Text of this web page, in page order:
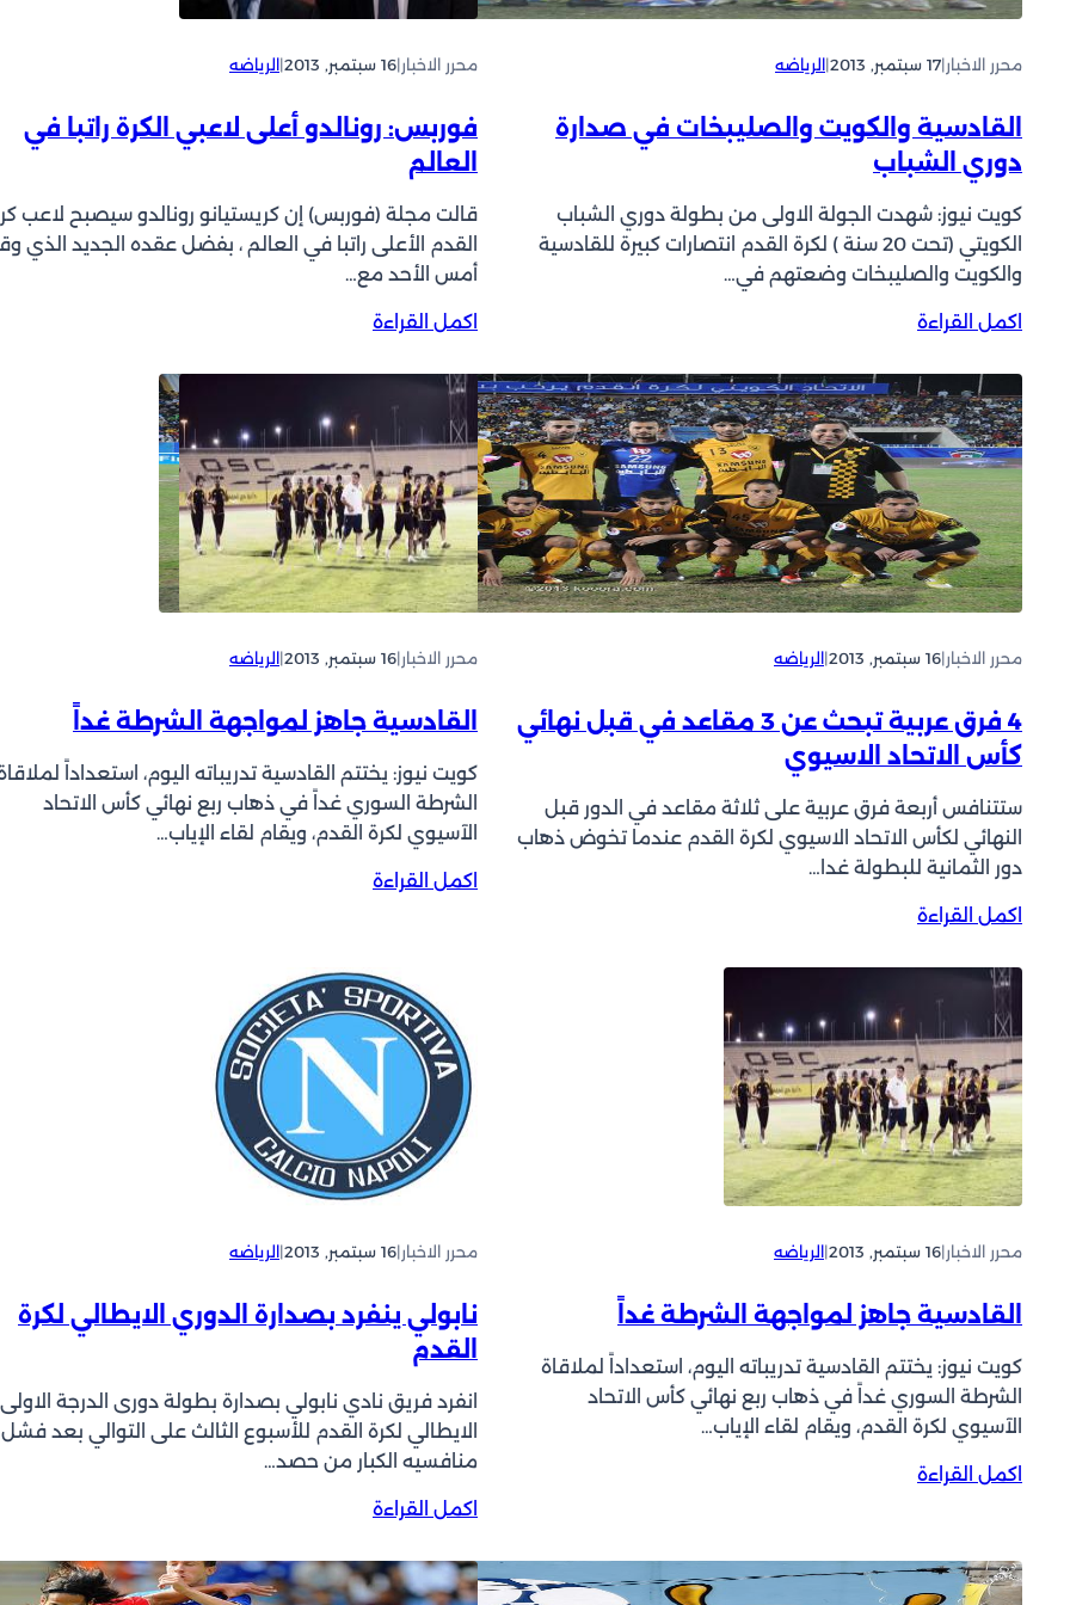
أ
و
ي
ع
ه
د
يّ
ي
ل
د
«
ك
و
»
م
بً
ل
م
ن
ت
خ
ب
ا
و
ا
ن
ا
م
ح
ل
ة
ا
ل
ث
ا
ن
ي
ل
ط
و
ل
أ
س
ي
د
ش
ة
س
و
ر
ي
د
ل
ا
ن
س
ل
ب
ف
ك
س
ا
ل
ت
ا
ل
ا
س
ي
و
ي
ل
ة
ل
م
محرر الاخبار|17 سبتمبر, 2013 |الرياضه
القادسية والكويت والصليبخات في صدارة
دوري الشباب
كويت نيوز: شهدت الجولة الاولى من بطولة دوري الشباب
الكويتي (تحت 20 سنة ) لكرة القدم انتصارات كبيرة للقادسية
والكويت والصليبخات وضعتهم في…
اكمل القراءة
:
ل
ق
ا
د
س
ي
ة
و
ا
ت
و
ل
ص
ل
ب
ت
ف
ي
ص
د
ا
ر
ة
و
ي
ل
ش
ب
ب
محرر الاخبار|16 سبتمبر, 2013 |الرياضه
فوربس: رونالدو أعلى لاعبي الكرة راتبا في
العالم
قالت مجلة (فوربس) إن كريستيانو رونالدو سيصبح لاعب
القدم الأعلى راتبا في العالم ، بفضل عقده الجديد الذي
أمس الأحد مع…
اكمل القراءة
:
و
س
:
ر
و
ن
ا
ع
ل
ى
ل
ا
ب
ل
ك
ر
ر
ا
ت
ب
ا
ي
ل
ع
ل
م
محرر الاخبار|16 سبتمبر, 2013 |الرياضه
4 فرق عربية تبحث عن 3 مقاعد في قبل نهائي
كأس الاتحاد الاسيوي
ستتنافس أربعة فرق عربية على ثلاثة مقاعد في الدور قبل
النهائي لكأس الاتحاد الاسيوي لكرة القدم عندما تخوض ذهاب
دور الثمانية للبطولة غدا…
اكمل القراءة
:
ف
ق
ع
ر
ب
ي
ة
ت
ن
3
م
ق
ا
د
ق
ب
محرر الاخبار|16 سبتمبر, 2013 |الرياضه
القادسية جاهز لمواجهة الشرطة غداً
كويت نيوز: يختتم القادسية تدريباته اليوم، استعداداً
الشرطة السوري غداً في ذهاب ربع نهائي كأس الاتحاد
الآسيوي لكرة القدم، ويقام لقاء الإياب…
اكمل القراءة
:
ا
د
س
ة
ج
ا
ه
م
ا
ة
ا
ل
ر
ة
غ
محرر الاخبار|16 سبتمبر, 2013 |الرياضه
القادسية جاهز لمواجهة الشرطة غداً
كويت نيوز: يختتم القادسية تدريباته اليوم، استعداداً لملاقاة
الشرطة السوري غداً في ذهاب ربع نهائي كأس الاتحاد
الآسيوي لكرة القدم، ويقام لقاء الإياب…
اكمل القراءة
:
محرر الاخبار|16 سبتمبر, 2013 |الرياضه
نابولي ينفرد بصدارة الدوري الايطالي لكرة
القدم
انفرد فريق نادي نابولي بصدارة بطولة دورى الدرجة الاولى
الايطالي لكرة القدم للأسبوع الثالث على التوالي بعد
منافسيه الكبار من حصد…
اكمل القراءة
:
ا
ب